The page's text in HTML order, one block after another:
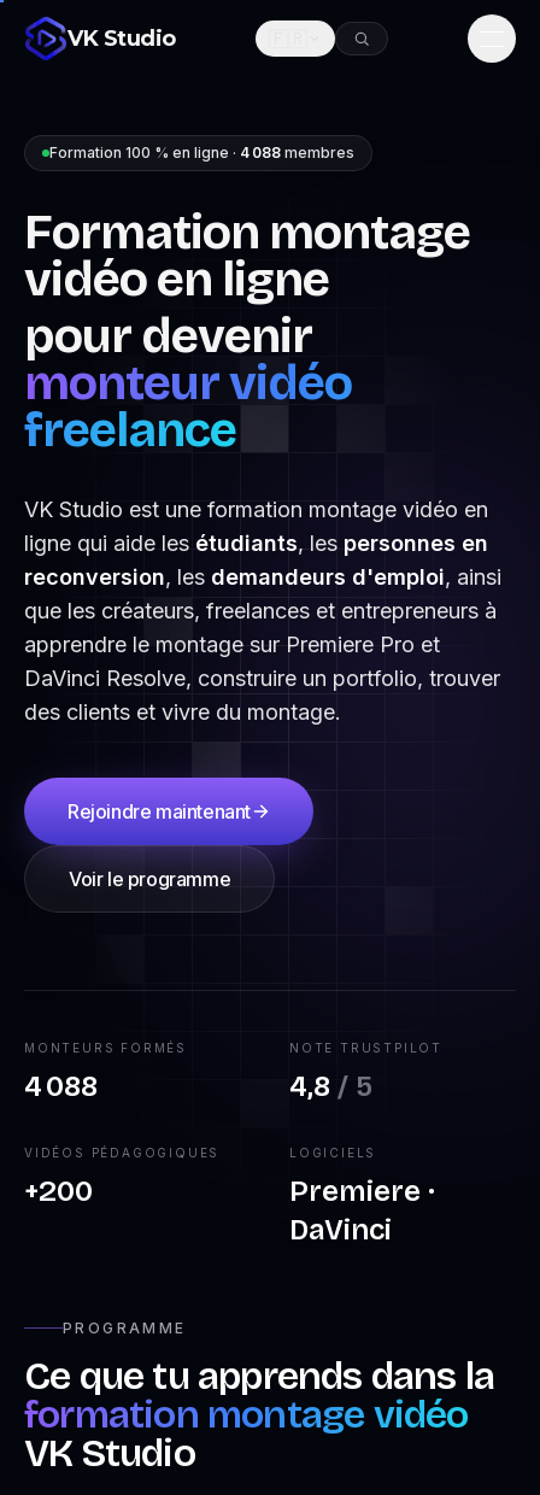
VK Studio
Formation 100 % en ligne · 4 088 membres
Formation montage
vidéo en ligne
pour devenir
monteur vidéo
freelance
VK Studio est une formation montage vidéo en
ligne qui aide les étudiants, les personnes en
reconversion, les demandeurs d'emploi, ainsi
que les créateurs, freelances et entrepreneurs à
apprendre le montage sur Premiere Pro et
DaVinci Resolve, construire un portfolio, trouver
des clients et vivre du montage.
Rejoindre maintenant
Voir le programme
MONTEURS FORMÉS
4 088
NOTE TRUSTPILOT
4,8 / 5
VIDÉOS PÉDAGOGIQUES
+200
LOGICIELS
Premiere ·
DaVinci
PROGRAMME
Ce que tu apprends dans la
formation montage vidéo
VK Studio